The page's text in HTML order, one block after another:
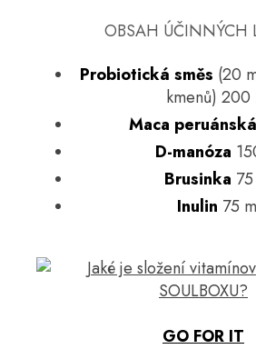
OBSAH ÚČINNÝCH
Probiotická směs (20
kmenů) 200
Maca peruánská
D-manóza
Brusinka
Inulin 75
GO FOR IT